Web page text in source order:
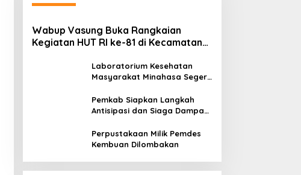
Wabup Vasung Buka Rangkaian
Kegiatan HUT RI ke-81 di Kecamatan
Laboratorium Kesehatan
Masyarakat Minahasa Segera
Pemkab Siapkan Langkah
Antisipasi dan Siaga Dampak
Perpustakaan Milik Pemdes
Kembuan Dilombakan